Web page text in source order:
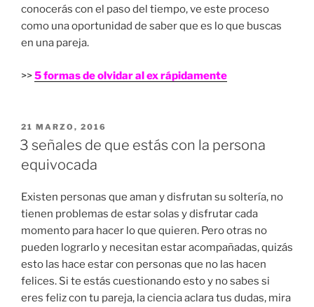
conocerás con el paso del tiempo, ve este proceso
como una oportunidad de saber que es lo que buscas
en una pareja.
>>5 formas de olvidar al ex rápidamente
PUBLICADO
EN
21 MARZO, 2016
3 señales de que estás con la persona
equivocada
Existen personas que aman y disfrutan su soltería, no
tienen problemas de estar solas y disfrutar cada
momento para hacer lo que quieren. Pero otras no
pueden lograrlo y necesitan estar acompañadas, quizás
esto las hace estar con personas que no las hacen
felices. Si te estás cuestionando esto y no sabes si
eres feliz con tu pareja, la ciencia aclara tus dudas, mira